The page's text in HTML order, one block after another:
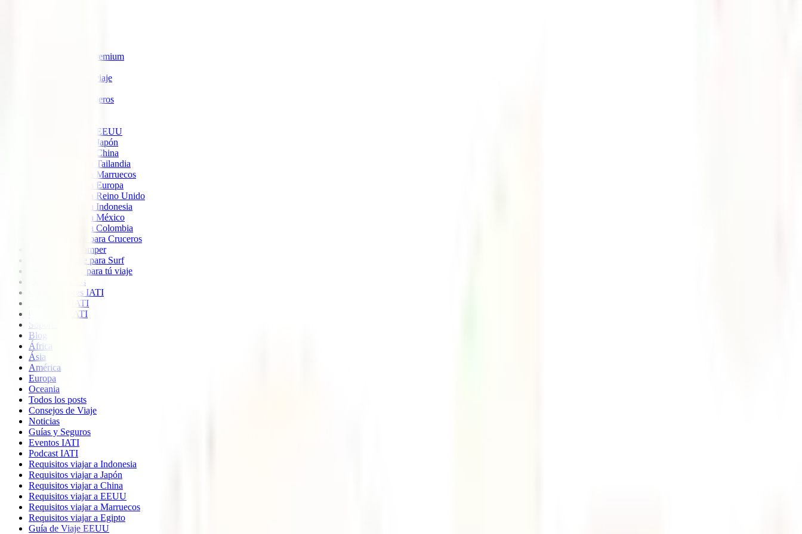
IATI Anulación Premium
IATI Anual Multiviaje
IATI Grandes Viajeros
Seguro de viaje a EEUU
Seguro de viaje a Japón
Seguro de viaje a China
Seguro de viaje a Tailandia
Seguro de viaje a Marruecos
Seguro de viaje a Europa
Seguro de viaje a Reino Unido
Seguro de viaje a Indonesia
Seguro de viaje a México
Seguro de viaje a Colombia
Seguro de viaje para Cruceros
Seguro para Camper
Seguro de viaje para Surf
Imprescindible para tú viaje
Quiénes somos
Colaboradores IATI
Descuento IATI
Opiniones IATI
Soporte
Blog
África
Ásia
América
Europa
Oceania
Todos los posts
Consejos de Viaje
Noticias
Guías y Seguros
Eventos IATI
Podcast IATI
Requisitos viajar a Indonesia
Requisitos viajar a Japón
Requisitos viajar a China
Requisitos viajar a EEUU
Requisitos viajar a Marruecos
Requisitos viajar a Egipto
Guía de Viaje EEUU